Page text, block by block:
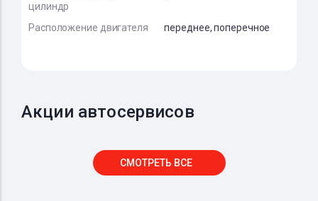
цилиндр
Расположение двигателя переднее, поперечное
Акции автосервисов
СМОТРЕТЬ ВСЕ